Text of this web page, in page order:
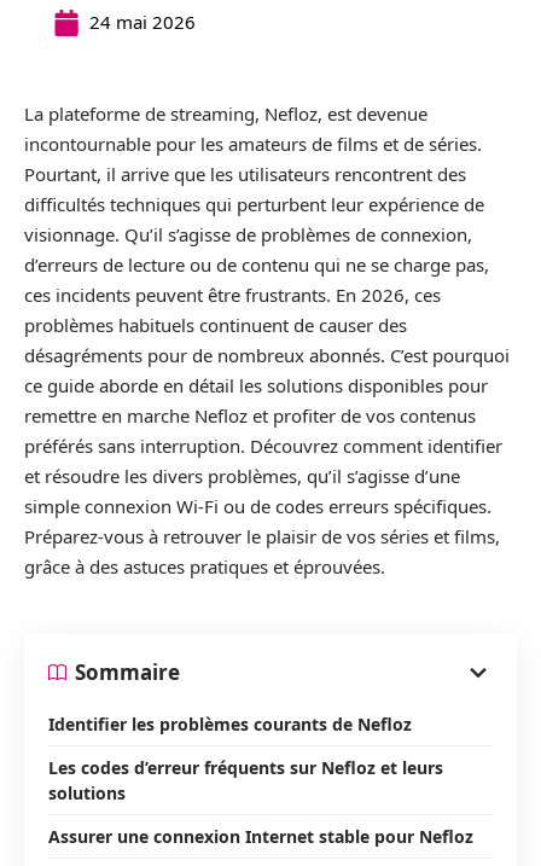
24 mai 2026
La plateforme de streaming, Nefloz, est devenue
incontournable pour les amateurs de films et de séries.
Pourtant, il arrive que les utilisateurs rencontrent des
difficultés techniques qui perturbent leur expérience de
visionnage. Qu’il s’agisse de problèmes de connexion,
d’erreurs de lecture ou de contenu qui ne se charge pas,
ces incidents peuvent être frustrants. En 2026, ces
problèmes habituels continuent de causer des
désagréments pour de nombreux abonnés. C’est pourquoi
ce guide aborde en détail les solutions disponibles pour
remettre en marche Nefloz et profiter de vos contenus
préférés sans interruption. Découvrez comment identifier
et résoudre les divers problèmes, qu’il s’agisse d’une
simple connexion Wi-Fi ou de codes erreurs spécifiques.
Préparez-vous à retrouver le plaisir de vos séries et films,
grâce à des astuces pratiques et éprouvées.
Sommaire
Identifier les problèmes courants de Nefloz
Les codes d’erreur fréquents sur Nefloz et leurs
solutions
Assurer une connexion Internet stable pour Nefloz